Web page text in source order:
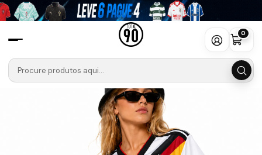
0
Início Seleções
Alemanha
Camisola Principal Alemanha 2026 - Croptop Feminino